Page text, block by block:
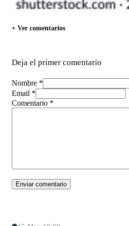
+ Ver comentarios
Deja el primer comentario
Nombre *
Email *
Comentario *